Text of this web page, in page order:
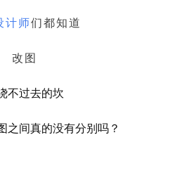
计师们都知道
改图
不过去的坎
之间真的没有分别吗？